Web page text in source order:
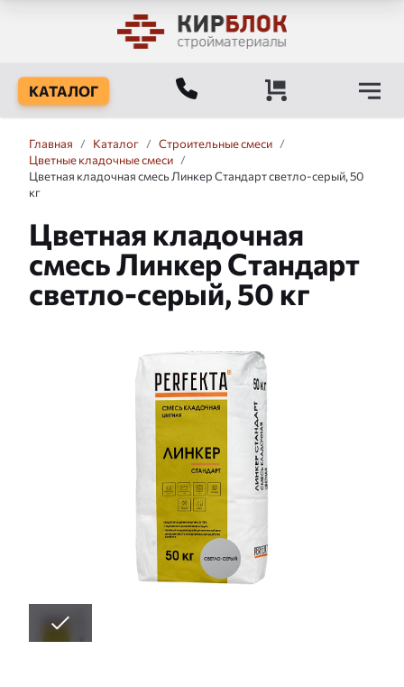
КАТАЛОГ
Главная / Каталог / Строительные смеси /
Цветные кладочные смеси /
Цветная кладочная смесь Линкер Стандарт светло-серый, 50
кг
Цветная кладочная
смесь Линкер Стандарт
светло-серый, 50 кг